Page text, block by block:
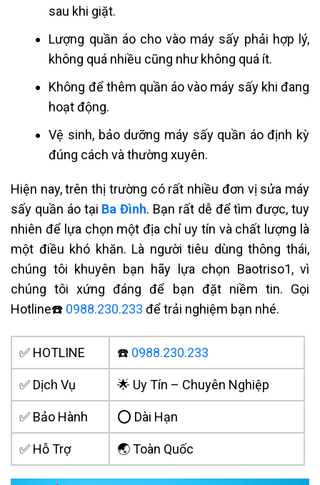
sau khi giặt.
Lượng quần áo cho vào máy sấy phải hợp lý,
không quá nhiều cũng như không quá ít.
Không để thêm quần áo vào máy sấy khi đang
hoạt động.
Vệ sinh, bảo dưỡng máy sấy quần áo định kỳ
đúng cách và thường xuyên.
Hiện nay, trên thị trường có rất nhiều đơn vị sửa máy
sấy quần áo tại Ba Đình. Bạn rất dễ để tìm được, tuy
nhiên để lựa chọn một địa chỉ uy tín và chất lượng là
một điều khó khăn. Là người tiêu dùng thông thái,
chúng tôi khuyên bạn hãy lựa chọn Baotriso1, vì
chúng tôi xứng đáng để bạn đặt niềm tin. Gọi
Hotline☎️ 0988.230.233 để trải nghiệm bạn nhé.
✅ HOTLINE ☎️ 0988.230.233
✅ Dịch Vụ 🌟 Uy Tín – Chuyên Nghiệp
✅ Bảo Hành ⭕ Dài Hạn
✅ Hỗ Trợ 🌏 Toàn Quốc